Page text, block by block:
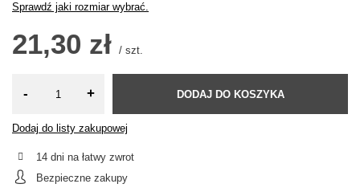
Sprawdź jaki rozmiar wybrać.
21,30 zł / szt.
- + DODAJ DO KOSZYKA
Dodaj do listy zakupowej
14 dni na łatwy zwrot
Bezpieczne zakupy